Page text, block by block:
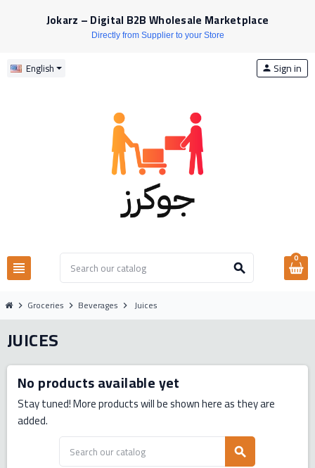
Jokarz – Digital B2B Wholesale Marketplace
Directly from Supplier to your Store
English
view_headline search
person Sign in
0
chevron_right Groceries chevron_right Beverages chevron_right Juices
JUICES
No products available yet
Stay tuned! More products will be shown here as they are
added.
search